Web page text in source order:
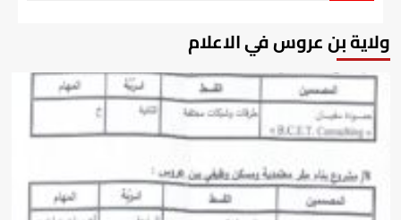
ولاية بن عروس في الاعلام